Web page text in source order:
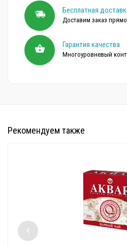
Бесплатная
Доставим заказ
Гарантия качества
Многоуровневый
Рекомендуем также